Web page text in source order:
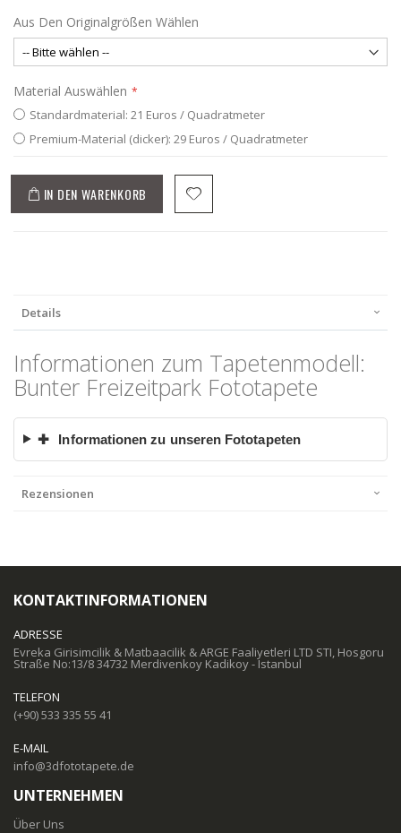
Aus Den Originalgrößen Wählen
Material Auswählen
Standardmaterial: 21 Euros / Quadratmeter
Premium-Material (dicker): 29 Euros / Quadratmeter
IN DEN WARENKORB
Details
Informationen zum Tapetenmodell:
Bunter Freizeitpark Fototapete
✚ Informationen zu unseren Fototapeten
Rezensionen
KONTAKTINFORMATIONEN
ADRESSE
Evreka Girisimcilik & Matbaacilik & ARGE Faaliyetleri LTD STI, Hosgoru
Straße No:13/8 34732 Merdivenkoy Kadikoy - Istanbul
TELEFON
(+90) 533 335 55 41
E-MAIL
info@3dfototapete.de
UNTERNEHMEN
Über Uns